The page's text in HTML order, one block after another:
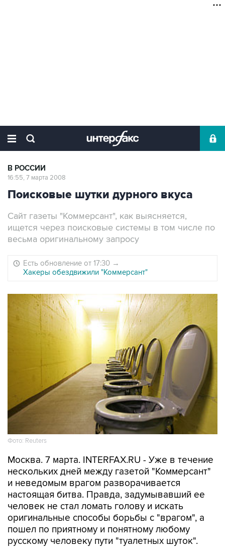
В РОССИИ
16:55, 7 марта 2008
Поисковые шутки дурного вкуса
Сайт газеты "Коммерсант", как выясняется,
ищется через поисковые системы в том числе по
весьма оригинальному запросу
Есть обновление от 17:30 →
Хакеры обездвижили "Коммерсант"
Фото: Reuters
Москва. 7 марта. INTERFAX.RU - Уже в течение
нескольких дней между газетой "Коммерсант"
и неведомым врагом разворачивается
настоящая битва. Правда, задумывавший ее
человек не стал ломать голову и искать
оригинальные способы борьбы с "врагом", а
пошел по приятному и понятному любому
русскому человеку пути "туалетных шуток".